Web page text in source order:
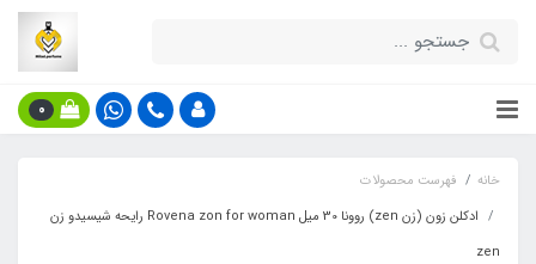
0
خانه
فهرست محصولات
ادکلن زون (زن zen) روونا 30 میل Rovena zon for woman رایحه شیسیدو زن
zen